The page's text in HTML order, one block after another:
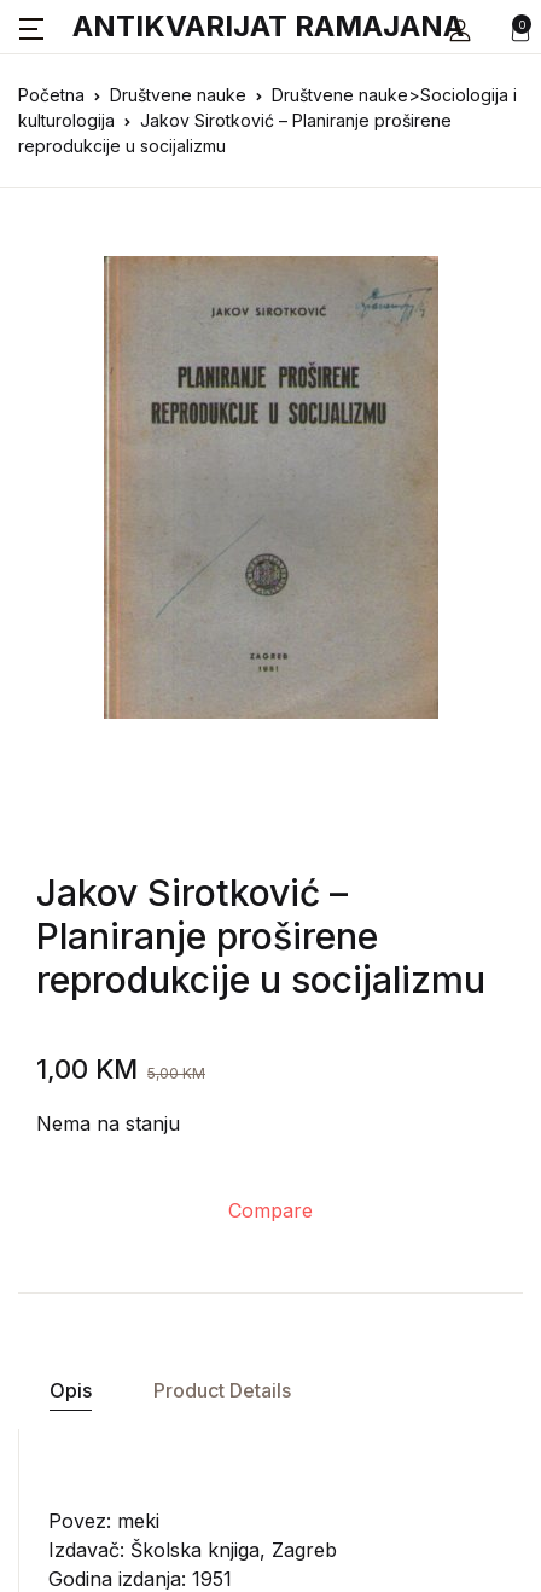
0
ANTIKVARIJAT RAMAJANA
Početna Društvene nauke
Društvene nauke>Sociologija i
kulturologija
Jakov Sirotković – Planiranje proširene
reprodukcije u socijalizmu
Jakov Sirotković –
Planiranje proširene
reprodukcije u socijalizmu
1,00 KM 5,00KM
Nema na stanju
Compare
Opis Product Details
Povez: meki
Izdavač: Školska knjiga, Zagreb
Godina izdanja: 1951